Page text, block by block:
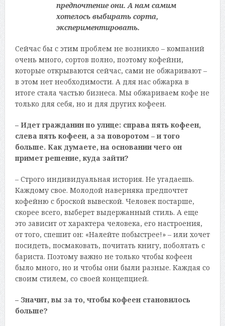
предпочтение они. А нам самим
хотелось выбирать сорта,
экспериментировать.
Сейчас бы с этим проблем не возникло – компаний
очень много, сортов полно, поэтому кофейни,
которые открываются сейчас, сами не обжаривают –
в этом нет необходимости. А для нас обжарка в
итоге стала частью бизнеса. Мы обжариваем кофе не
только для себя, но и для других кофеен.
– Идет гражданин по улице: справа пять кофеен,
слева пять кофеен, а за поворотом – и того
больше. Как думаете, на основании чего он
примет решение, куда зайти?
– Строго индивидуальная история. Не угадаешь.
Каждому свое. Молодой наверняка предпочтет
кофейню с броской вывеской. Человек постарше,
скорее всего, выберет выдержанный стиль. А еще
это зависит от характера человека, его настроения,
от того, спешит он: «Налейте побыстрее!» – или хочет
посидеть, посмаковать, почитать книгу, поболтать с
бариста. Поэтому важно не только чтобы кофеен
было много, но и чтобы они были разные. Каждая со
своим стилем, со своей концепцией.
– Значит, вы за то, чтобы кофеен становилось
больше?